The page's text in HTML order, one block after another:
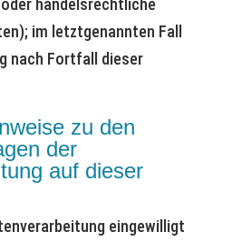
handelsrechtliche
im letztgenannten Fall
nach Fortfall dieser
zu den
der
auf dieser
eingewilligt